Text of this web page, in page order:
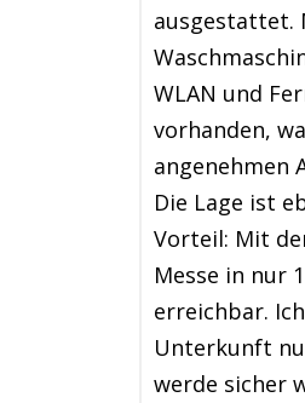
ausgestattet.
WLAN und
vorhanden,
angenehmen
Die Lage ist
Vorteil: Mit
Messe in nur
erreichbar.
Unterkunft
werde sicher